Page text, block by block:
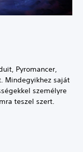
Pyromancer,
Mindegyikhez saját
személyre
teszel szert.